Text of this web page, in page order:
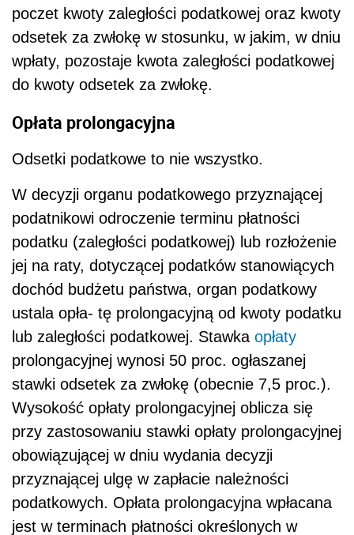
poczet kwoty zaległości podatkowej oraz kwoty
odsetek za zwłokę w stosunku, w jakim, w dniu
wpłaty, pozostaje kwota zaległości podatkowej
do kwoty odsetek za zwłokę.
Opłata prolongacyjna
Odsetki podatkowe to nie wszystko.
W decyzji organu podatkowego przyznającej
podatnikowi odroczenie terminu płatności
podatku (zaległości podatkowej) lub rozłożenie
jej na raty, dotyczącej podatków stanowiących
dochód budżetu państwa, organ podatkowy
ustala opła- tę prolongacyjną od kwoty podatku
lub zaległości podatkowej. Stawka opłaty
prolongacyjnej wynosi 50 proc. ogłaszanej
stawki odsetek za zwłokę (obecnie 7,5 proc.).
Wysokość opłaty prolongacyjnej oblicza się
przy zastosowaniu stawki opłaty prolongacyjnej
obowiązującej w dniu wydania decyzji
przyznającej ulgę w zapłacie należności
podatkowych. Opłata prolongacyjna wpłacana
jest w terminach płatności określonych w